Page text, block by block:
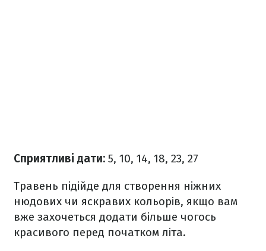
Сприятливі дати: 5, 10, 14, 18, 23, 27
Травень підійде для створення ніжних
нюдових чи яскравих кольорів, якщо вам
вже захочеться додати більше чогось
красивого перед початком літа.